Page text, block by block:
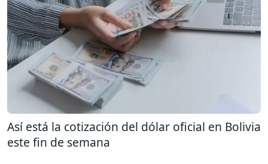
Así está la cotización del dólar oficial en Bolivia
este fin de semana